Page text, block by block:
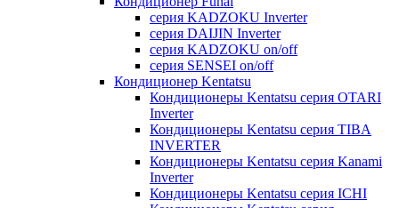
серия KADZOKU Inverter
серия DAIJIN Inverter
серия KADZOKU on/off
серия SENSEI on/off
Кондиционер Kentatsu
Кондиционеры Kentatsu серия OTARI
Inverter
Кондиционеры Kentatsu серия TIBA
INVERTER
Кондиционеры Kentatsu серия Kanami
Inverter
Кондиционеры Kentatsu серия ICHI